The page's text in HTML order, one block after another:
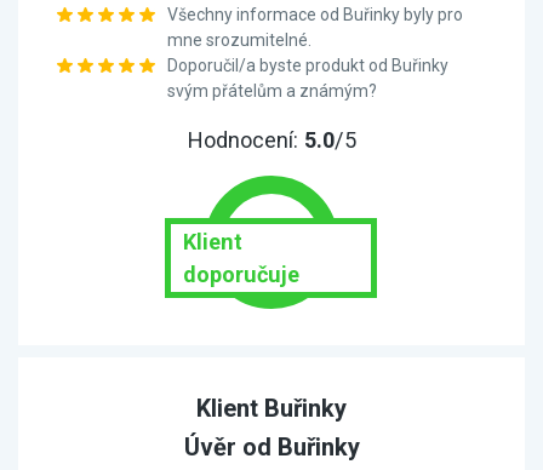
Všechny informace od Buřinky byly pro
mne srozumitelné.
Doporučil/a byste produkt od Buřinky
svým přátelům a známým?
Hodnocení: 5.0/5
Klient
doporučuje
Klient Buřinky
Úvěr od Buřinky